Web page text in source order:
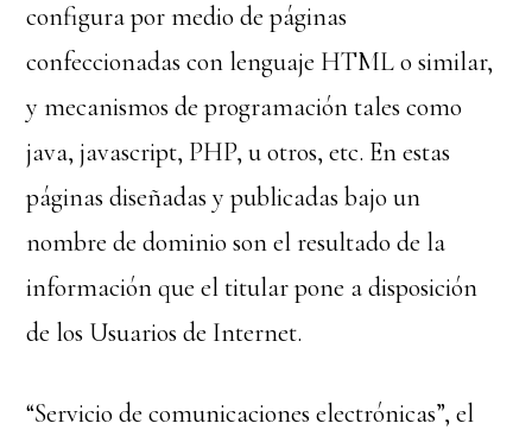
configura por medio de páginas
confeccionadas con lenguaje HTML o similar,
y mecanismos de programación tales como
java, javascript, PHP, u otros, etc. En estas
páginas diseñadas y publicadas bajo un
nombre de dominio son el resultado de la
información que el titular pone a disposición
de los Usuarios de Internet.
“Servicio de comunicaciones electrónicas”, el